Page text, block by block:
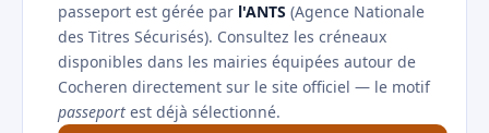
passeport est gérée par l'ANTS (Agence Nationale
des Titres Sécurisés). Consultez les créneaux
disponibles dans les mairies équipées autour de
Cocheren directement sur le site officiel — le motif
passeport est déjà sélectionné.